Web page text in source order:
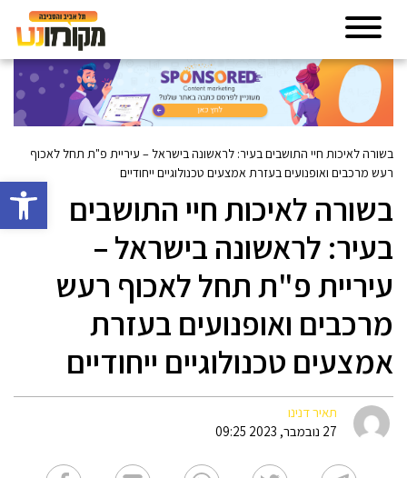
פתח
בשורה לאיכות חיי התושבים בעיר: לראשונה בישראל – עיריית פ"ת תחל לאכוף
רעש מרכבים ואופנועים בעזרת אמצעים טכנולוגיים ייחודיים
בשורה לאיכות חיי התושבים
בעיר: לראשונה בישראל –
עיריית פ"ת תחל לאכוף רעש
מרכבים ואופנועים בעזרת
אמצעים טכנולוגיים ייחודיים
תאיר דנינו
27 נובמבר, 2023 09:25